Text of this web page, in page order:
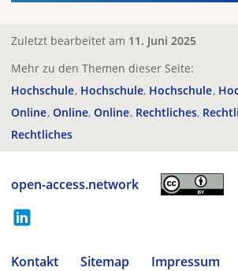
Zuletzt bearbeitet am 11. Juni 2025
Mehr zu den Themen dieser Seite:
Hochschule Hochschule Hochschule
Online Online Online Rechtliches
Rechtliches
open-access.network
Kontakt Sitemap
Impressum